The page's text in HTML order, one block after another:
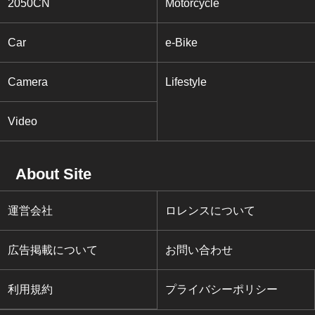
2050CN Motorcycle
Car e-Bike
Camera Lifestyle
Video
About Site
運営会社 ロレンスについて
広告掲載について お問い合わせ
利用規約 プライバシーポリシー